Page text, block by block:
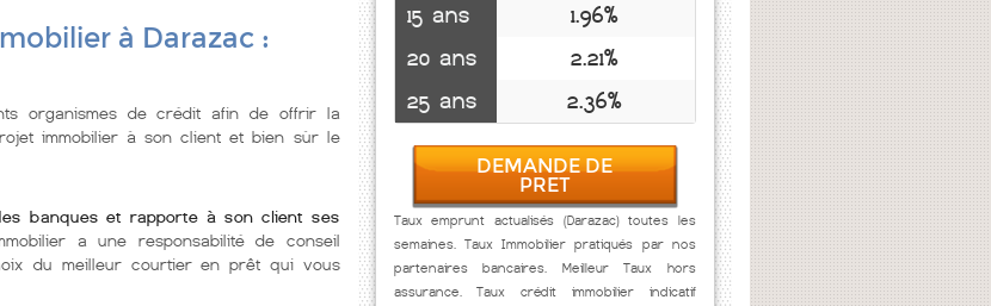
à Darazac :
organismes de crédit afin de offrir la
immobilier à son client et bien sùr le
banques et rapporte à son client ses
a une responsabilité de conseil
du meilleur courtier en prêt qui vous
15 ans
1.96%
20 ans
2.21%
25 ans
2.36%
DEMANDE DE
PRET
Taux emprunt actualisés (Darazac) toutes les
semaines. Taux Immobilier pratiqués par nos
partenaires bancaires. Meilleur Taux hors
assurance. Taux crédit immobilier indicatif